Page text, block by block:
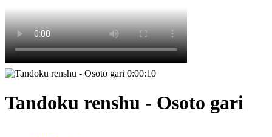
0:00:10
Tandoku renshu - Osoto gari